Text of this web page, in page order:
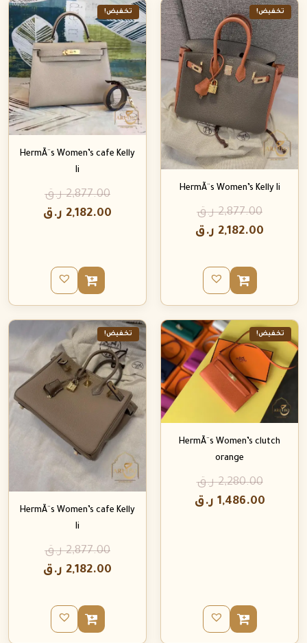
تخفيض!
HermÃ¨s Women’s Kelly Ii
2,877.00 ر.ق
2,182.00 ر.ق
تخفيض!
HermÃ¨s Women’s cafe Kelly
Ii
2,877.00 ر.ق
2,182.00 ر.ق
تخفيض!
HermÃ¨s Women’s clutch
orange
2,280.00 ر.ق
1,486.00 ر.ق
تخفيض!
HermÃ¨s Women’s cafe Kelly
Ii
2,877.00 ر.ق
2,182.00 ر.ق